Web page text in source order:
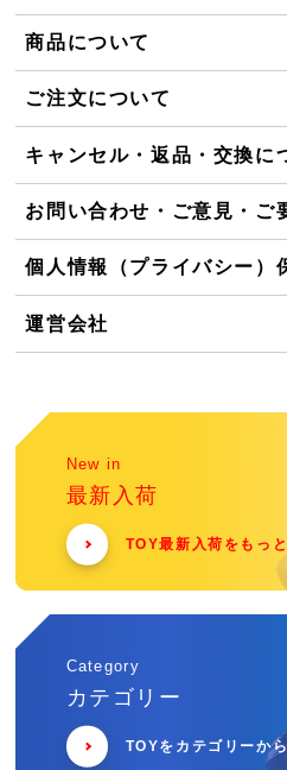
商品について
ご注文について
キャンセル・返品・交換に
お問い合わせ・ご意見・ご
個人情報（プライバシー）
運営会社
New in
最新入荷
TOY最新入荷をもっ
Category
カテゴリー
TOYをカテゴリーか